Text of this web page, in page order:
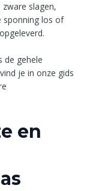
slagen,
sponning los of
de gehele
je in onze gids
en